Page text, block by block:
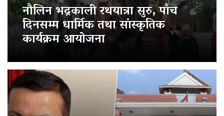
नौलिन भद्रकाली रथयात्रा सुरु, पाँच
दिनसम्म धार्मिक तथा सांस्कृतिक
कार्यक्रम आयोजना